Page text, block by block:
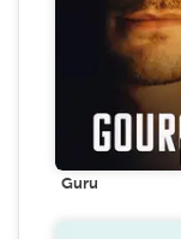
Guru